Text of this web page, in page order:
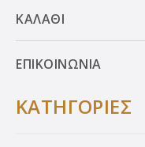
ΚΑΛΑΘΙ
ΕΠΙΚΟΙΝΩΝΙΑ
ΚΑΤΗΓΟΡΙΕΣ